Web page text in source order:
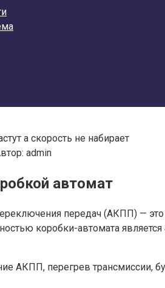
а скорость не набирает
admin
автомат
передач (АКПП) —
коробки-автомата
АКПП, перегрев трансмиссии,